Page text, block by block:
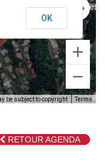
For development purposes
be subject to copyright Terms
OK
RETOUR AGENDA